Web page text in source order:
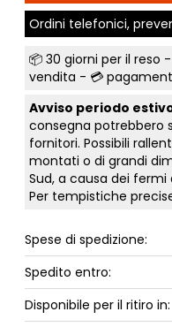
Ordini telefonici,
📦 30 giorni per il reso
vendita - 💳
Avviso periodo
consegna potrebbero
fornitori. Possibili
montati o di grandi
Sud, a causa dei
Per tempistiche
Spese di spedizione:
Spedito entro:
Disponibile per il ritiro in: